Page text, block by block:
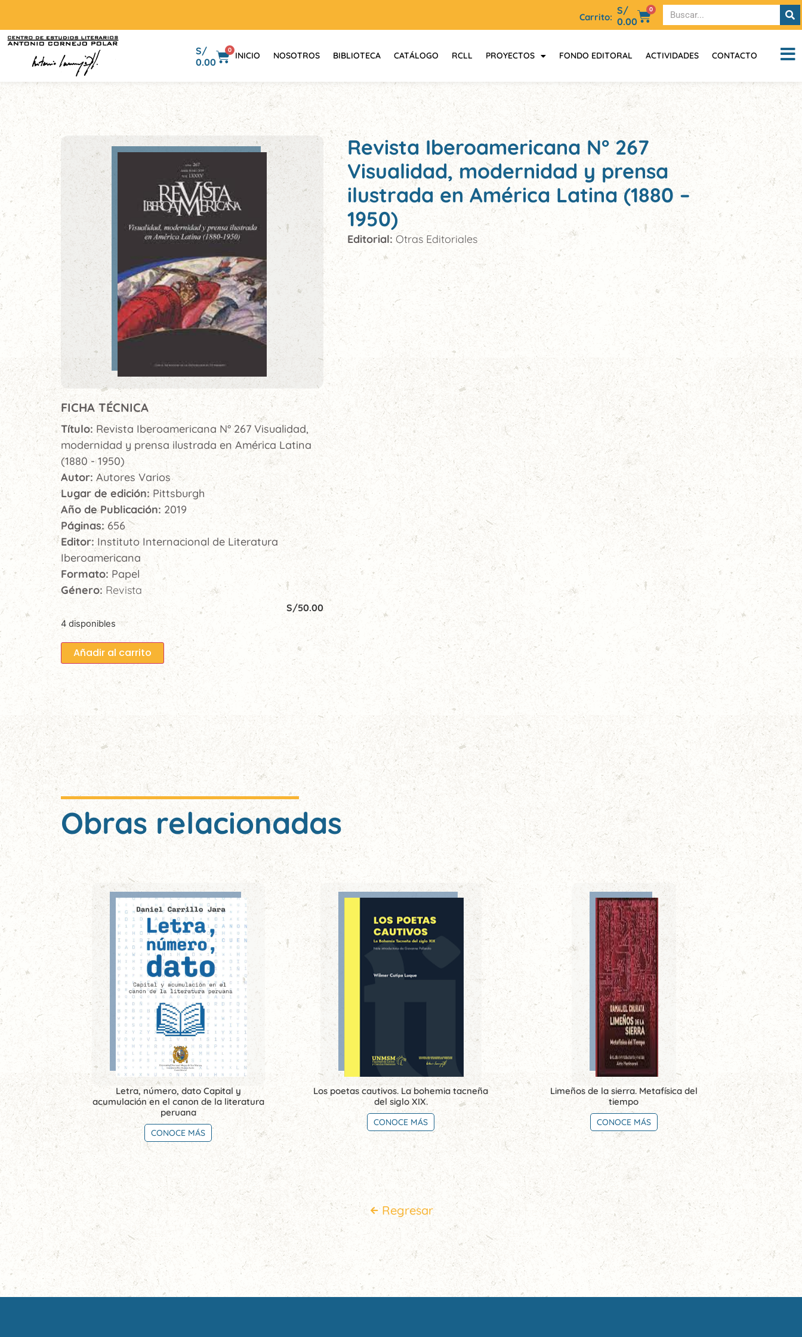
Carrito:
S/
0.00
0
S/
0.00
0
INICIO NOSOTROS BIBLIOTECA CATÁLOGO RCLL PROYECTOS FONDO EDITORAL ACTIVIDADES CONTACTO
FICHA TÉCNICA
Título: Revista Iberoamericana N° 267 Visualidad,
modernidad y prensa ilustrada en América Latina
(1880 - 1950)
Autor: Autores Varios
Lugar de edición: Pittsburgh
Año de Publicación: 2019
Páginas: 656
Editor: Instituto Internacional de Literatura
Iberoamericana
Formato: Papel
Género: Revista
S/50.00
4 disponibles
Añadir al carrito
Revista Iberoamericana N° 267
Visualidad, modernidad y prensa
ilustrada en América Latina (1880 –
1950)
Editorial: Otras Editoriales
Obras relacionadas
Letra, número, dato Capital y
acumulación en el canon de la literatura
peruana
CONOCE MÁS
Los poetas cautivos. La bohemia tacneña
del siglo XIX.
CONOCE MÁS
Limeños de la sierra. Metafísica del
tiempo
CONOCE MÁS
Regresar